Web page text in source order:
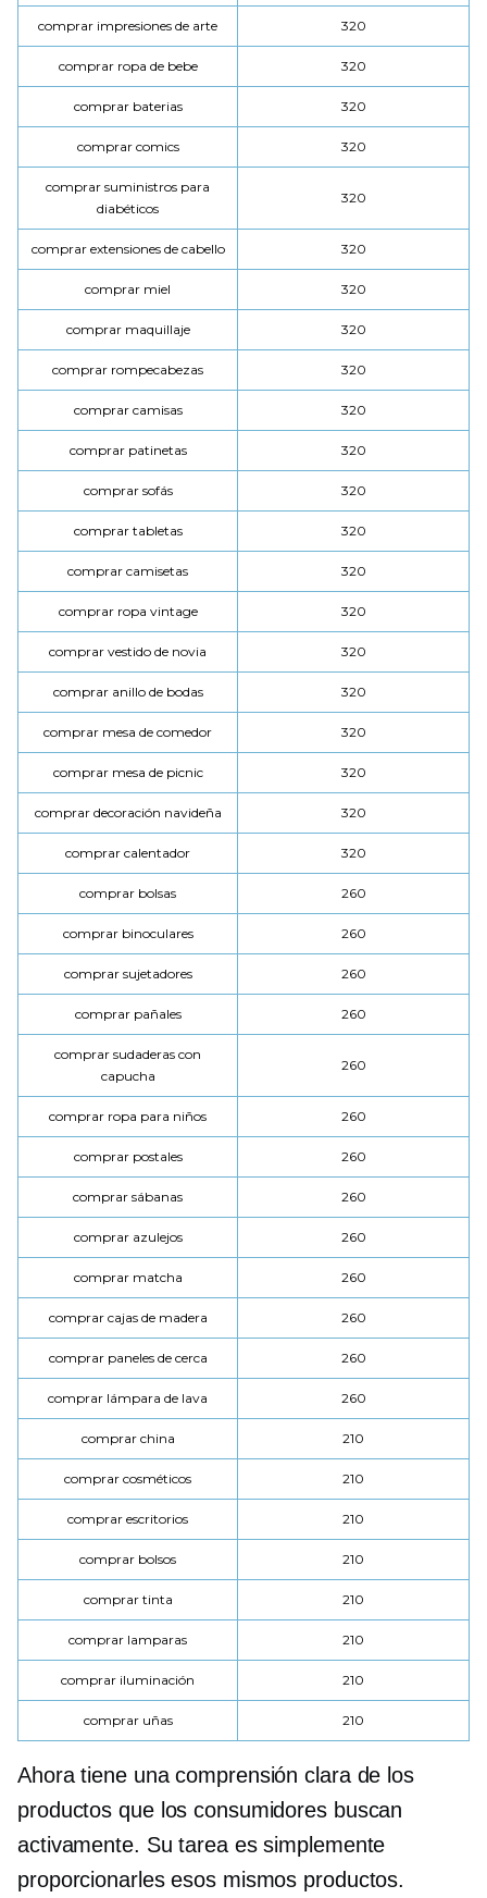
comprar impresiones de arte 320
comprar ropa de bebe 320
comprar baterias 320
comprar comics 320
comprar suministros para
diabéticos
320
comprar extensiones de cabello 320
comprar miel 320
comprar maquillaje 320
comprar rompecabezas 320
comprar camisas 320
comprar patinetas 320
comprar sofás 320
comprar tabletas 320
comprar camisetas 320
comprar ropa vintage 320
comprar vestido de novia 320
comprar anillo de bodas 320
comprar mesa de comedor 320
comprar mesa de picnic 320
comprar decoración navideña 320
comprar calentador 320
comprar bolsas 260
comprar binoculares 260
comprar sujetadores 260
comprar pañales 260
comprar sudaderas con
capucha
260
comprar ropa para niños 260
comprar postales 260
comprar sábanas 260
comprar azulejos 260
comprar matcha 260
comprar cajas de madera 260
comprar paneles de cerca 260
comprar lámpara de lava 260
comprar china 210
comprar cosméticos 210
comprar escritorios 210
comprar bolsos 210
comprar tinta 210
comprar lamparas 210
comprar iluminación 210
comprar uñas 210
Ahora tiene una comprensión clara de los
productos que los consumidores buscan
activamente. Su tarea es simplemente
proporcionarles esos mismos productos.